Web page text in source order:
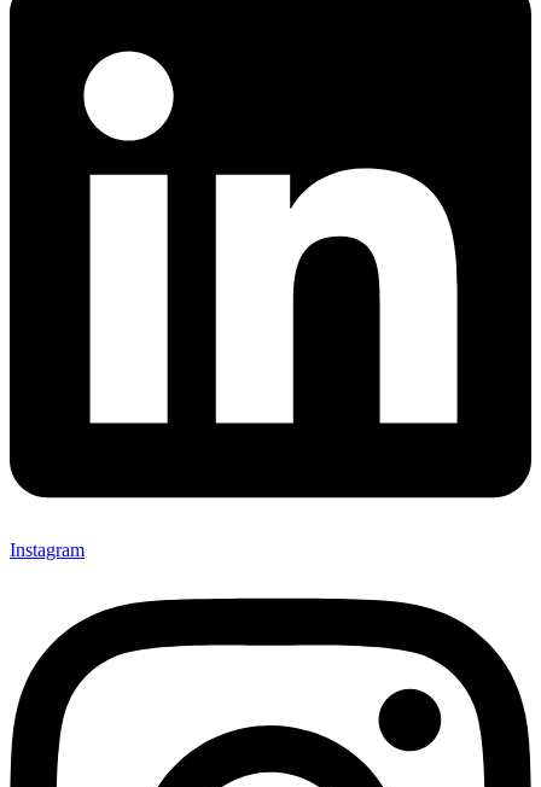
Instagram